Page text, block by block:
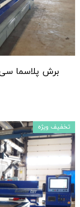
تخفیف ویژه